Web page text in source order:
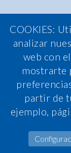
COOKIES:
analizar
web con
mostrarte
partir de
ejemplo,